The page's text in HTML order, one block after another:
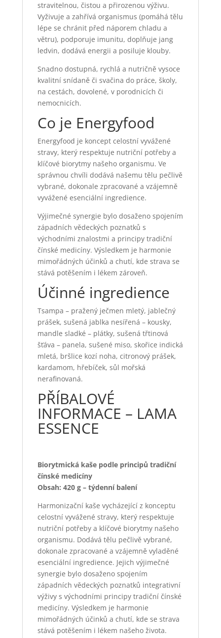
stravitelnou, čistou a přirozenou výživu.
Vyživuje a zahřívá organismus (pomáhá tělu
lépe se chránit před náporem chladu a
větru), podporuje imunitu, doplňuje jang
ledvin, dodává energii a posiluje klouby.
Snadno dostupná, rychlá a nutričně vysoce
kvalitní snídaně či svačina do práce, školy,
na cestách, dovolené, v porodnicích či
nemocnicích.
Co je Energyfood
Energyfood je koncept celostní vyvážené
stravy, který respektuje nutriční potřeby a
klíčové biorytmy našeho organismu. Ve
správnou chvíli dodává našemu tělu pečlivě
vybrané, dokonale zpracované a vzájemně
vyvážené esenciální ingredience.
Výjimečné synergie bylo dosaženo spojením
západních vědeckých poznatků s
východními znalostmi a principy tradiční
čínské medicíny. Výsledkem je harmonie
mimořádných účinků a chutí, kde strava se
stává potěšením i lékem zároveň.
Účinné ingredience
Tsampa – pražený ječmen mletý, jablečný
prášek, sušená jablka nesířená – kousky,
mandle sladké – plátky, sušená třtinová
šťáva – panela, sušené miso, skořice indická
mletá, bršlice kozí noha, citronový prášek,
kardamom, hřebíček, sůl mořská
nerafinovaná.
PŘÍBALOVÉ
INFORMACE – LAMA
ESSENCE
Biorytmická kaše podle principů tradiční
čínské medicíny
Obsah: 420 g – týdenní balení
Harmonizační kaše vycházející z konceptu
celostní vyvážené stravy, který respektuje
nutriční potřeby a klíčové biorytmy našeho
organismu. Dodává tělu pečlivě vybrané,
dokonale zpracované a vzájemně vyladěné
esenciální ingredience. Jejich výjimečné
synergie bylo dosaženo spojením
západních vědeckých poznatků integrativní
výživy s východními principy tradiční čínské
medicíny. Výsledkem je harmonie
mimořádných účinků a chutí, kde se strava
stává potěšením i lékem našeho života.